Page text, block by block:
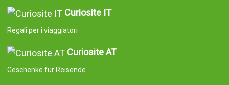
Curiosite IT
Regali per i viaggiatori
Curiosite AT
Geschenke für Reisende